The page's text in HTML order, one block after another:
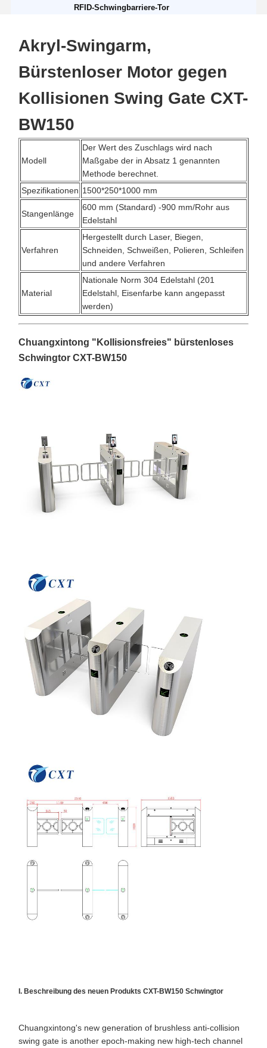
Zu Hause Produkte Über Uns
Werksbesicht
Rolle
Bitte Um Ein
Angebot
Stativ-Drehkreuz-Tor
Geschwindigkeits-Tor
Klappensperrentor
Glasschiebe-Schraubdrehscheibe
Fahrkartenausrüstung
RFID-Schwingbarriere-Tor
Akryl-Swingarm,
Bürstenloser Motor gegen
Kollisionen Swing Gate CXT-
BW150
Modell
Der Wert des Zuschlags wird nach
Maßgabe der in Absatz 1 genannten
Methode berechnet.
Spezifikationen 1500*250*1000 mm
Stangenlänge
600 mm (Standard) -900 mm/Rohr aus
Edelstahl
Verfahren
Hergestellt durch Laser, Biegen,
Schneiden, Schweißen, Polieren, Schleifen
und andere Verfahren
Material
Nationale Norm 304 Edelstahl (201
Edelstahl, Eisenfarbe kann angepasst
werden)
Chuangxintong "Kollisionsfreies" bürstenloses
Schwingtor CXT-BW150
I. Beschreibung des neuen Produkts CXT-BW150 Schwingtor
Chuangxintong's new generation of brushless anti-collision
swing gate is another epoch-making new high-tech channel